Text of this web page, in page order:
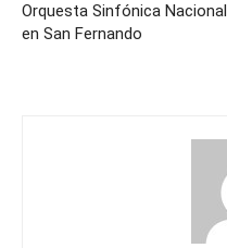
Orquesta Sinfónica Nacional
en San Fernando